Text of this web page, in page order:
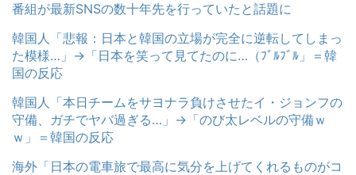
番組が最新SNSの数十年先を行っていたと話題に
韓国人「悲報：日本と韓国の立場が完全に逆転してしまっ
た模様…」→「日本を笑って見てたのに…（ﾌﾞﾙﾌﾞﾙ」＝韓
国の反応
韓国人「本日チームをサヨナラ負けさせたイ・ジョンフの
守備、ガチでヤバ過ぎる…」→「のび太レベルの守備ｗ
ｗ」＝韓国の反応
海外「日本の電車旅で最高に気分を上げてくれるものがコ